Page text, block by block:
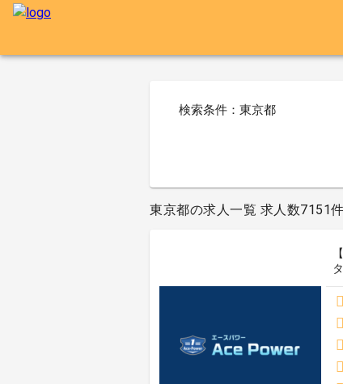
検索条件：東京都
東京都の求人一覧 求人数7151